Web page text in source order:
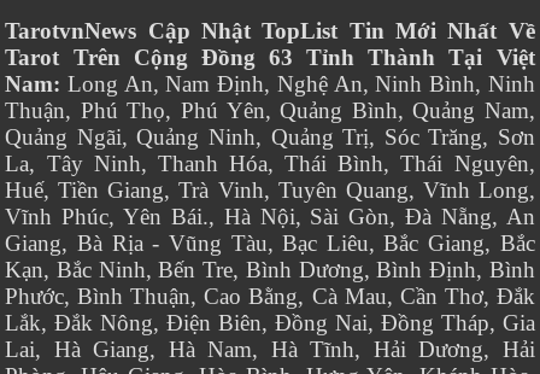
TarotvnNews Cập Nhật TopList Tin Mới Nhất Về
Tarot Trên Cộng Đồng 63 Tỉnh Thành Tại Việt
Nam: Long An, Nam Định, Nghệ An, Ninh Bình, Ninh
Thuận, Phú Thọ, Phú Yên, Quảng Bình, Quảng Nam,
Quảng Ngãi, Quảng Ninh, Quảng Trị, Sóc Trăng, Sơn
La, Tây Ninh, Thanh Hóa, Thái Bình, Thái Nguyên,
Huế, Tiền Giang, Trà Vinh, Tuyên Quang, Vĩnh Long,
Vĩnh Phúc, Yên Bái., Hà Nội, Sài Gòn, Đà Nẵng, An
Giang, Bà Rịa - Vũng Tàu, Bạc Liêu, Bắc Giang, Bắc
Kạn, Bắc Ninh, Bến Tre, Bình Dương, Bình Định, Bình
Phước, Bình Thuận, Cao Bằng, Cà Mau, Cần Thơ, Đắk
Lắk, Đắk Nông, Điện Biên, Đồng Nai, Đồng Tháp, Gia
Lai, Hà Giang, Hà Nam, Hà Tĩnh, Hải Dương, Hải